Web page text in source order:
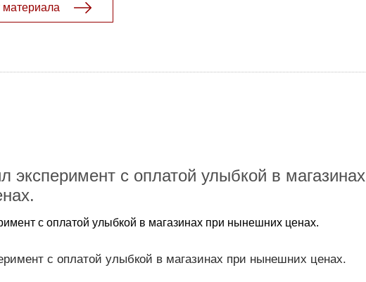
материала
эксперимент с оплатой улыбкой в магазинах
с оплатой улыбкой в магазинах при нынешних ценах.
с оплатой улыбкой в магазинах при нынешних ценах.